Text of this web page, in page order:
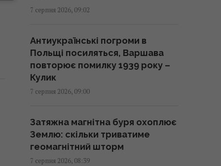
волосся: дослідження
08:41 п'ятниця, 07 серпня 2026
Інцидент у Лейпцигу: у
Німеччині заперечили, що
08:32 п'ятниця, 07 серпня 2026
РФ використовує українських
7 серпня 2026, 09:02
Антиукраїнські погроми в
Польщі посиляться, Варшава
повторює помилку 1939 року –
Кулик
7 серпня 2026, 09:00
Затяжна магнітна буря охоплює
Землю: скільки триватиме
геомагнітний шторм
7 серпня 2026, 08:39